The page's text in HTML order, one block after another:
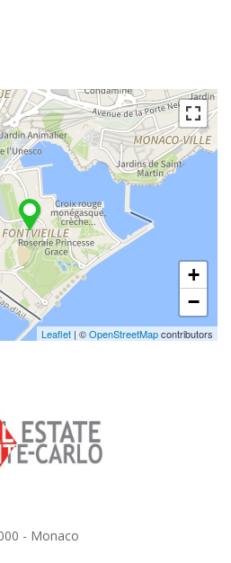
+
−
Leaflet | ©OpenStreetMapcontributors
- Monaco